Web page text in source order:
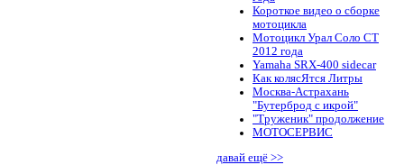
Короткое видео о сборке
мотоцикла
Мотоцикл Урал Соло СТ
2012 года
Yamaha SRX-400 sidecar
Как колясЯтся Литры
Москва-Астрахань
"Бутерброд с икрой"
"Труженик" продолжение
МОТОСЕРВИС
давай ещё >>